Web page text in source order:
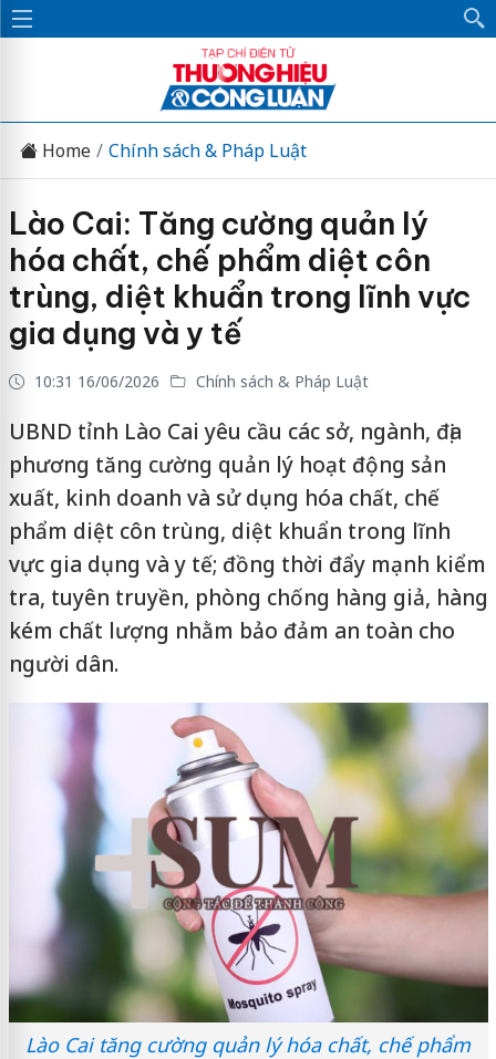
Home Chính sách & Pháp Luật
Lào Cai: Tăng cường quản lý
hóa chất, chế phẩm diệt côn
trùng, diệt khuẩn trong lĩnh vực
gia dụng và y tế
10:31 16/06/2026 Chính sách & Pháp Luật
UBND tỉnh Lào Cai yêu cầu các sở, ngành, địa
phương tăng cường quản lý hoạt động sản
xuất, kinh doanh và sử dụng hóa chất, chế
phẩm diệt côn trùng, diệt khuẩn trong lĩnh
vực gia dụng và y tế; đồng thời đẩy mạnh kiểm
tra, tuyên truyền, phòng chống hàng giả, hàng
kém chất lượng nhằm bảo đảm an toàn cho
người dân.
Lào Cai tăng cường quản lý hóa chất, chế phẩm